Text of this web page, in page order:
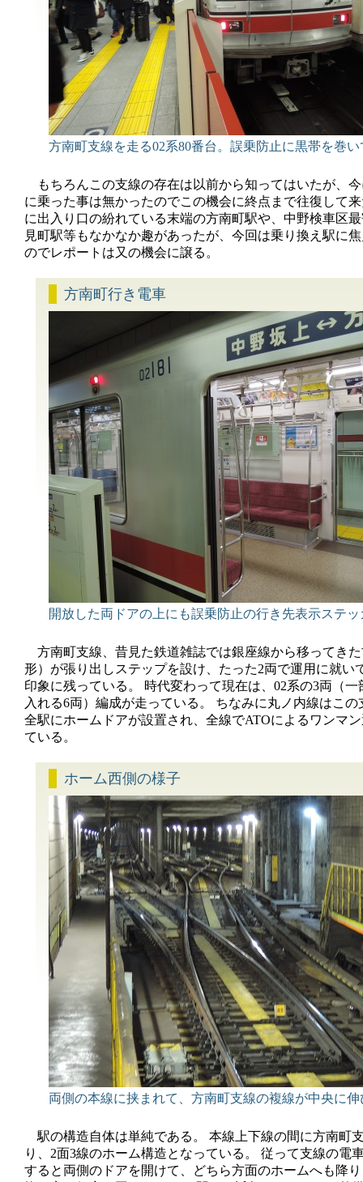
方南町支線を走る02系80番台。誤乗防止に黒帯を巻い
もちろんこの支線の存在は以前から知ってはいたが、
に乗った事は無かったのでこの機会に終点まで往復して
に出入り口の紛れている末端の方南町駅や、中野検車区
見町駅等もなかなか趣があったが、今回は乗り換え駅に
のでレポートは又の機会に譲る。
方南町行き電車
開放した両ドアの上にも誤乗防止の行き先表示ステッ
方南町支線、昔見た鉄道雑誌では銀座線から移ってき
形）が張り出しステップを設け、たった2両で運用に就い
印象に残っている。 時代変わって現在は、02系の3両（
入れる6両）編成が走っている。 ちなみに丸ノ内線はこ
全駅にホームドアが設置され、全線でATOによるワンマ
ている。
ホーム西側の様子
両側の本線に挟まれて、方南町支線の複線が中央に伸
駅の構造自体は単純である。 本線上下線の間に方南町
り、2面3線のホーム構造となっている。 従って支線の電
すると両側のドアを開けて、どちら方面のホームへも降